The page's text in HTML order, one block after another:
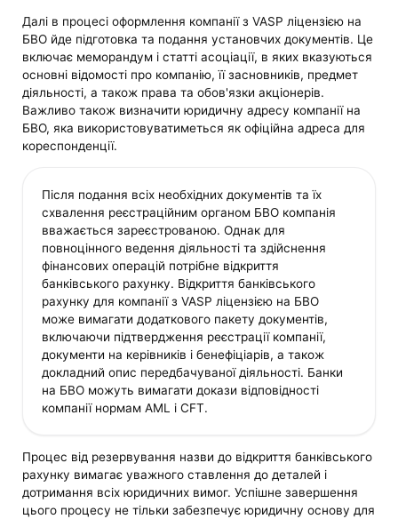
Далі в процесі оформлення компанії з VASP ліцензією на
БВО йде підготовка та подання установчих документів. Це
включає меморандум і статті асоціації, в яких вказуються
основні відомості про компанію, її засновників, предмет
діяльності, а також права та обов'язки акціонерів.
Важливо також визначити юридичну адресу компанії на
БВО, яка використовуватиметься як офіційна адреса для
кореспонденції.
Після подання всіх необхідних документів та їх
схвалення реєстраційним органом БВО компанія
вважається зареєстрованою. Однак для
повноцінного ведення діяльності та здійснення
фінансових операцій потрібне відкриття
банківського рахунку. Відкриття банківського
рахунку для компанії з VASP ліцензією на БВО
може вимагати додаткового пакету документів,
включаючи підтвердження реєстрації компанії,
документи на керівників і бенефіціарів, а також
докладний опис передбачуваної діяльності. Банки
на БВО можуть вимагати докази відповідності
компанії нормам AML і CFT.
Процес від резервування назви до відкриття банківського
рахунку вимагає уважного ставлення до деталей і
дотримання всіх юридичних вимог. Успішне завершення
цього процесу не тільки забезпечує юридичну основу для